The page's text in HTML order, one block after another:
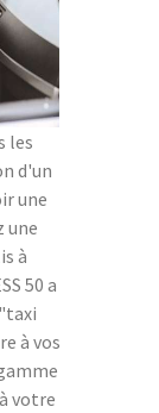
les
d'un
une
une
à
50 a
à vos
votre